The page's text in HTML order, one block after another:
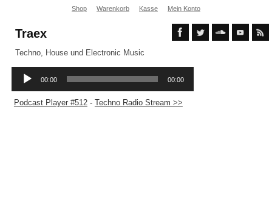
Shop Warenkorb Kasse Mein Konto
Traex
Techno, House und Electronic Music
Podcast Player #512- Techno Radio Stream >>